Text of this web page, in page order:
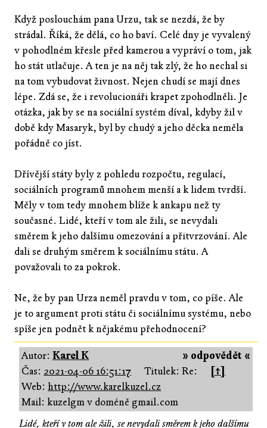
Když poslouchám pana Urzu, tak se nezdá, že by
strádal. Říká, že dělá, co ho baví. Celé dny je vyvalený
v pohodlném křesle před kamerou a vypráví o tom, jak
ho stát utlačuje. A ten je na něj tak zlý, že ho nechal si
na tom vybudovat živnost. Nejen chudí se mají dnes
lépe. Zdá se, že i revolucionáři krapet zpohodlněli. Je
otázka, jak by se na sociální systém díval, kdyby žil v
době kdy Masaryk, byl by chudý a jeho děcka neměla
pořádně co jíst.
Dřívější státy byly z pohledu rozpočtu, regulací,
sociálních programů mnohem menší a k lidem tvrdší.
Měly v tom tedy mnohem blíže k ankapu než ty
současné. Lidé, kteří v tom ale žili, se nevydali
směrem k jeho dalšímu omezování a přitvrzování. Ale
dali se druhým směrem k sociálnímu státu. A
považovali to za pokrok.
Ne, že by pan Urza neměl pravdu v tom, co píše. Ale
je to argument proti státu či sociálnímu systému, nebo
spíše jen podnět k nějakému přehodnocení?
» odpovědět «
Autor:Karel K
Čas: 2021-04-06 16:51:17 Titulek: Re:
[↑]
Web:http://www.karelkuzel.cz
Mail: kuzelgm v doméně gmail.com
Lidé, kteří v tom ale žili, se nevydali směrem k jeho dalšímu